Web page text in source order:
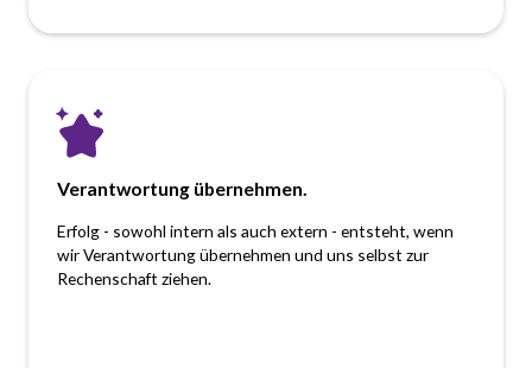
Verantwortung übernehmen.
Erfolg - sowohl intern als auch extern - entsteht, wenn
wir Verantwortung übernehmen und uns selbst zur
Rechenschaft ziehen.